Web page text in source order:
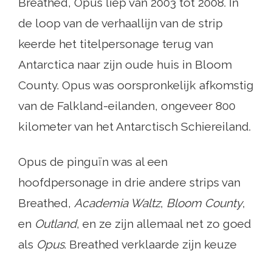
de loop van de verhaallijn van de strip
keerde het titelpersonage terug van
Antarctica naar zijn oude huis in Bloom
County. Opus was oorspronkelijk afkomstig
van de Falkland-eilanden, ongeveer 800
kilometer van het Antarctisch Schiereiland.
Opus de pinguïn was al een
hoofdpersonage in drie andere strips van
Breathed, Academia Waltz, Bloom County,
en Outland, en ze zijn allemaal net zo goed
als Opus. Breathed verklaarde zijn keuze